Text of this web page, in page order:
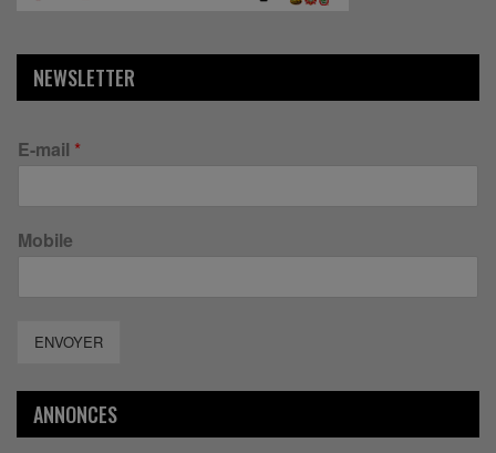
NEWSLETTER
E-mail *
Mobile
ENVOYER
ANNONCES